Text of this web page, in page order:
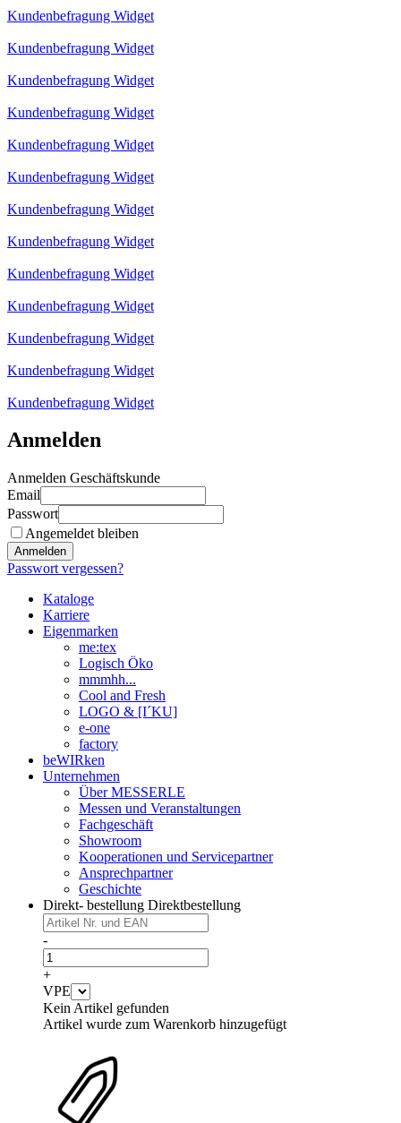
Kundenbefragung Widget
Kundenbefragung Widget
Kundenbefragung Widget
Kundenbefragung Widget
Kundenbefragung Widget
Kundenbefragung Widget
Kundenbefragung Widget
Kundenbefragung Widget
Kundenbefragung Widget
Kundenbefragung Widget
Kundenbefragung Widget
Kundenbefragung Widget
Kundenbefragung Widget
Anmelden
Anmelden Geschäftskunde
Email
Passwort
Angemeldet bleiben
Anmelden
Passwort vergessen?
Kataloge
Karriere
Eigenmarken
me:tex
Logisch Öko
mmmhh...
Cool and Fresh
LOGO & [I´KU]
e-one
factory
beWIRken
Unternehmen
Über MESSERLE
Messen und Veranstaltungen
Fachgeschäft
Showroom
Kooperationen und Servicepartner
Ansprechpartner
Geschichte
Direkt- bestellung Direktbestellung
-
+
VPE
Kein Artikel gefunden
Artikel wurde zum Warenkorb hinzugefügt